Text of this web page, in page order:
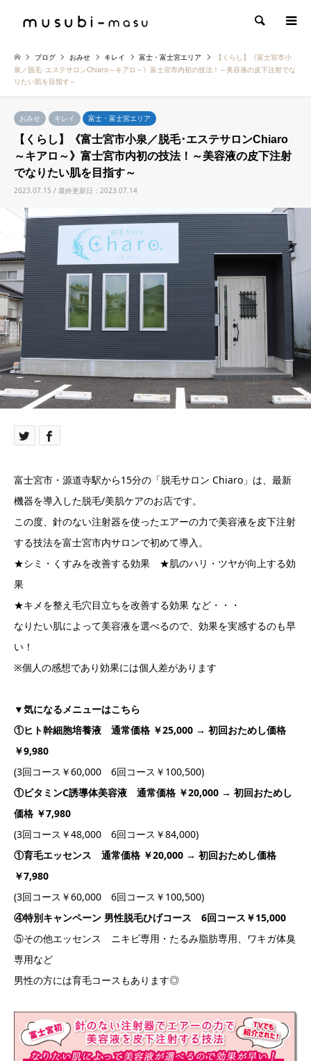
検索
ブログ おみせ キレイ 富士・富士宮エリア
【くらし】《富士宮市小
泉／脱毛･エステサロンChiaro～キアロ～》富士宮市内初の技法！～美容液の皮下注射でな
りたい肌を目指す～
おみせ キレイ 富士・富士宮エリア
【くらし】《富士宮市小泉／脱毛･エステサロンChiaro
～キアロ～》富士宮市内初の技法！～美容液の皮下注射
でなりたい肌を目指す～
2023.07.15 / 最終更新日：2023.07.14
富士宮市・源道寺駅から15分の「脱毛サロン Chiaro」は、最新
機器を導入した脱毛/美肌ケアのお店です。
この度、針のない注射器を使ったエアーの力で美容液を皮下注射
する技法を富士宮市内サロンで初めて導入。
★シミ・くすみを改善する効果 ★肌のハリ・ツヤが向上する効
果
★キメを整え毛穴目立ちを改善する効果 など・・・
なりたい肌によって美容液を選べるので、効果を実感するのも早
い！
※個人の感想であり効果には個人差があります
▼気になるメニューはこちら
①ヒト幹細胞培養液 通常価格 ￥25,000 → 初回おためし価格
￥9,980
(3回コース￥60,000 6回コース￥100,500)
①ビタミンC誘導体美容液 通常価格 ￥20,000 → 初回おためし
価格 ￥7,980
(3回コース￥48,000 6回コース￥84,000)
①育毛エッセンス 通常価格 ￥20,000 → 初回おためし価格
￥7,980
(3回コース￥60,000 6回コース￥100,500)
④特別キャンペーン 男性脱毛ひげコース 6回コース￥15,000
⑤その他エッセンス ニキビ専用・たるみ脂肪専用、ワキガ体臭
専用など
男性の方には育毛コースもあります◎